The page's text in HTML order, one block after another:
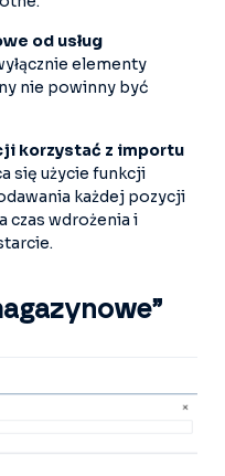
od usług
elementy
nie powinny być
korzystać z importu
się użycie funkcji
każdej pozycji
czas wdrożenia i